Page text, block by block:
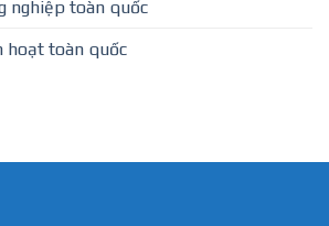
nghiệp toàn quốc
hoạt toàn quốc